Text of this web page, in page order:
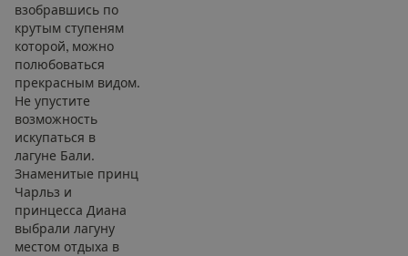
взобравшись по
крутым ступеням
которой, можно
полюбоваться
прекрасным видом.
Не упустите
возможность
искупаться в
лагуне Бали.
Знаменитые принц
Чарльз и
принцесса Диана
выбрали лагуну
местом отдыха в